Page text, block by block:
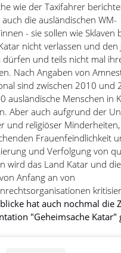
wie der Taxifahrer
die ausländischen WM-
- sie sollen wie Sklaven
nicht verlassen und den
dürfen und teils nicht mal
Nach Angaben von
sind zwischen 2010 und
ausländische Menschen in
Aber auch aufgrund der
und religiöser
Frauenfeindlichkeit
und Verfolgung von
wird das Land Katar und
Anfang an von
hat auch nochmal die
"Geheimsache Katar"